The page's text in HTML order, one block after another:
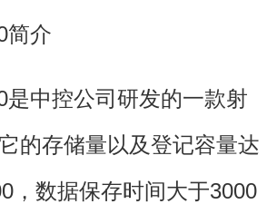
介
中控公司研发的一款射
的存储量以及登记容量达
，数据保存时间大于3000